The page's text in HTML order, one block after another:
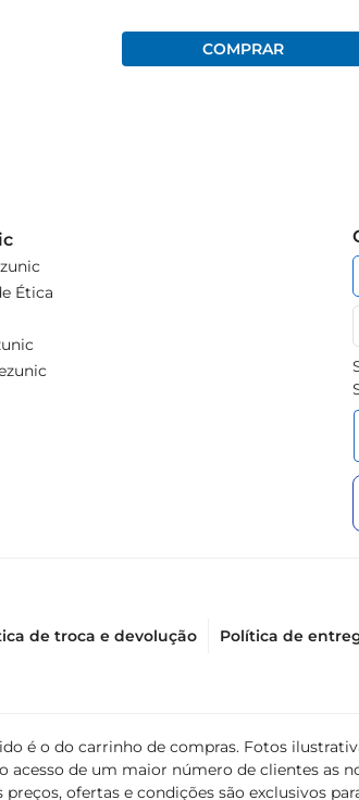
Ética
de troca e devolução Política de
é o do carrinho de compras. Fotos
acesso de um maior número de clientes as
ofertas e condições são exclusivos